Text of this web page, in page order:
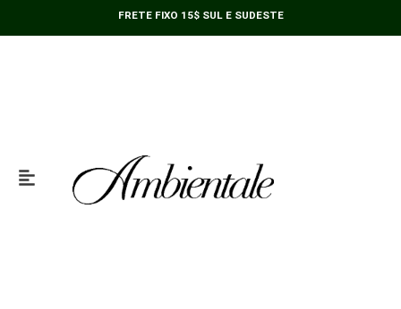
FRETE FIXO 15$ SUL E SUDESTE